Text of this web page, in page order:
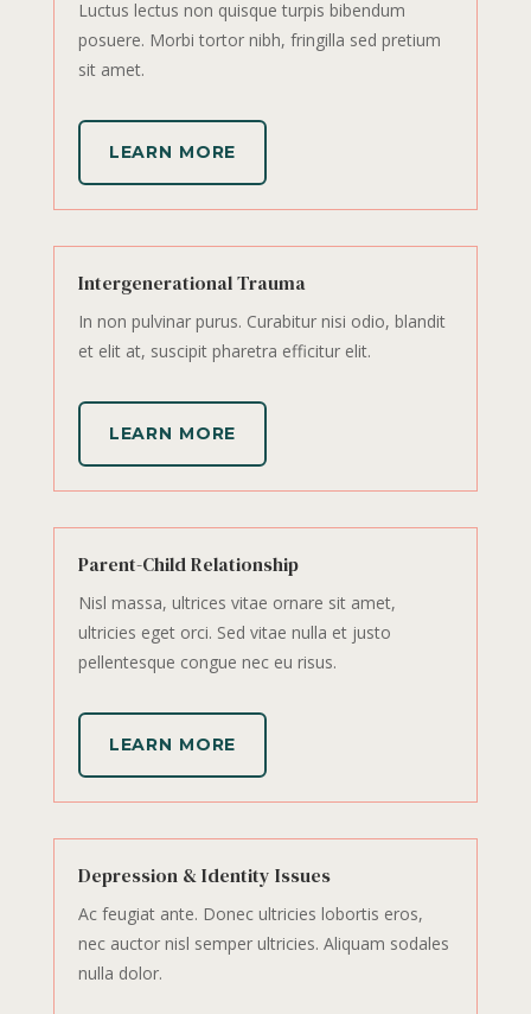
Luctus lectus non quisque turpis bibendum
posuere. Morbi tortor nibh, fringilla sed pretium
sit amet.
LEARN MORE
Intergenerational Trauma
In non pulvinar purus. Curabitur nisi odio, blandit
et elit at, suscipit pharetra efficitur elit.
LEARN MORE
Parent-Child Relationship
Nisl massa, ultrices vitae ornare sit amet,
ultricies eget orci. Sed vitae nulla et justo
pellentesque congue nec eu risus.
LEARN MORE
Depression & Identity Issues
Ac feugiat ante. Donec ultricies lobortis eros,
nec auctor nisl semper ultricies. Aliquam sodales
nulla dolor.